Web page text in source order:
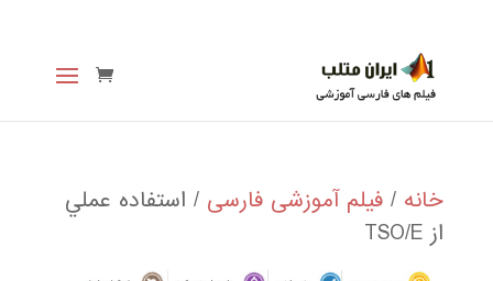
خانه / فیلم آموزشی فارسی / استفاده عملي
از TSO/E